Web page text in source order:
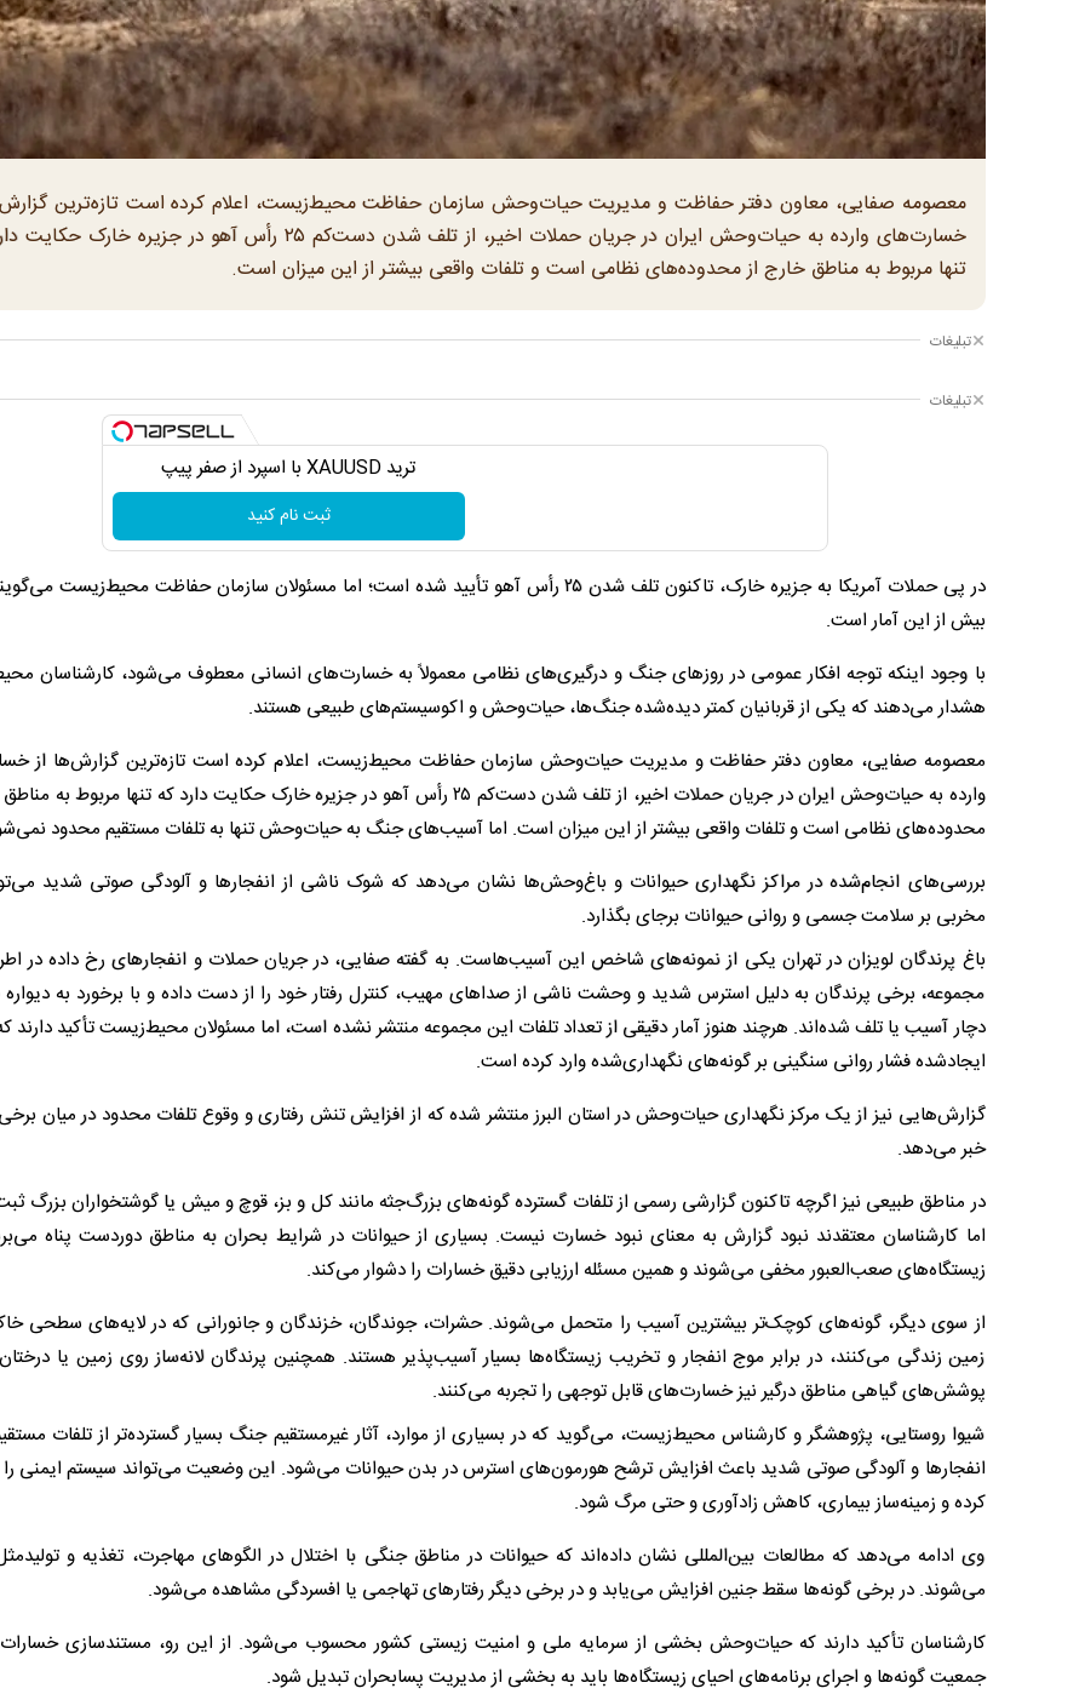
معصومه صفایی، معاون دفتر حفاظت و مدیریت حیات‌وحش سازمان حفاظت محیط‌زیست، اعلام کرده است تازه‌ترین
خسارت‌های وارده به حیات‌وحش ایران در جریان حملات اخیر، از تلف شدن دست‌کم ۲۵ رأس آهو در جزیره
تنها مربوط به مناطق خارج از محدوده‌های نظامی است و تلفات واقعی بیشتر از این میزان است.
تبلیغات
تبلیغات
ترید XAUUSD با اسپرد از صفر پیپ
ثبت نام کنید
در پی حملات آمریکا به جزیره خارک، تاکنون تلف شدن ۲۵ رأس آهو تأیید شده است؛ اما مسئولان سازمان حفاظت محیط‌زیست
بیش از این آمار است.
با وجود اینکه توجه افکار عمومی در روزهای جنگ و درگیری‌های نظامی معمولاً به خسارت‌های انسانی معطوف می‌شود، کارشناسان
هشدار می‌دهند که یکی از قربانیان کمتر دیده‌شده جنگ‌ها، حیات‌وحش و اکوسیستم‌های طبیعی هستند.
معصومه صفایی، معاون دفتر حفاظت و مدیریت حیات‌وحش سازمان حفاظت محیط‌زیست، اعلام کرده است تازه‌ترین گزارش‌ها از
وارده به حیات‌وحش ایران در جریان حملات اخیر، از تلف شدن دست‌کم ۲۵ رأس آهو در جزیره خارک حکایت دارد که تنها مربوط
محدوده‌های نظامی است و تلفات واقعی بیشتر از این میزان است. اما آسیب‌های جنگ به حیات‌وحش تنها به تلفات مستقیم محدود
بررسی‌های انجام‌شده در مراکز نگهداری حیوانات و باغ‌وحش‌ها نشان می‌دهد که شوک ناشی از انفجارها و آلودگی صوتی شدید
مخربی بر سلامت جسمی و روانی حیوانات برجای بگذارد.
باغ پرندگان لویزان در تهران یکی از نمونه‌های شاخص این آسیب‌هاست. به گفته صفایی، در جریان حملات و انفجارهای رخ داده در
مجموعه، برخی پرندگان به دلیل استرس شدید و وحشت ناشی از صداهای مهیب، کنترل رفتار خود را از دست داده و با برخورد به
دچار آسیب یا تلف شده‌اند. هرچند هنوز آمار دقیقی از تعداد تلفات این مجموعه منتشر نشده است، اما مسئولان محیط‌زیست تأکید دارند
ایجادشده فشار روانی سنگینی بر گونه‌های نگهداری‌شده وارد کرده است.
گزارش‌هایی نیز از یک مرکز نگهداری حیات‌وحش در استان البرز منتشر شده که از افزایش تنش رفتاری و وقوع تلفات محدود در میان
خبر می‌دهد.
در مناطق طبیعی نیز اگرچه تاکنون گزارشی رسمی از تلفات گسترده گونه‌های بزرگ‌جثه مانند کل و بز، قوچ و میش یا گوشتخواران بزرگ
اما کارشناسان معتقدند نبود گزارش به معنای نبود خسارت نیست. بسیاری از حیوانات در شرایط بحران به مناطق دوردست پناه
زیستگاه‌های صعب‌العبور مخفی می‌شوند و همین مسئله ارزیابی دقیق خسارات را دشوار می‌کند.
از سوی دیگر، گونه‌های کوچک‌تر بیشترین آسیب را متحمل می‌شوند. حشرات، جوندگان، خزندگان و جانورانی که در لایه‌های سطحی
زمین زندگی می‌کنند، در برابر موج انفجار و تخریب زیستگاه‌ها بسیار آسیب‌پذیر هستند. همچنین پرندگان لانه‌ساز روی زمین یا
پوشش‌های گیاهی مناطق درگیر نیز خسارت‌های قابل توجهی را تجربه می‌کنند.
شیوا روستایی، پژوهشگر و کارشناس محیط‌زیست، می‌گوید که در بسیاری از موارد، آثار غیرمستقیم جنگ بسیار گسترده‌تر از تلفات
انفجارها و آلودگی صوتی شدید باعث افزایش ترشح هورمون‌های استرس در بدن حیوانات می‌شود. این وضعیت می‌تواند سیستم ایمنی
کرده و زمینه‌ساز بیماری، کاهش زادآوری و حتی مرگ شود.
وی ادامه می‌دهد که مطالعات بین‌المللی نشان داده‌اند که حیوانات در مناطق جنگی با اختلال در الگوهای مهاجرت، تغذیه و
می‌شوند. در برخی گونه‌ها سقط جنین افزایش می‌یابد و در برخی دیگر رفتارهای تهاجمی یا افسردگی مشاهده می‌شود.
کارشناسان تأکید دارند که حیات‌وحش بخشی از سرمایه ملی و امنیت زیستی کشور محسوب می‌شود. از این رو، مستندسازی
جمعیت گونه‌ها و اجرای برنامه‌های احیای زیستگاه‌ها باید به بخشی از مدیریت پسابحران تبدیل شود.